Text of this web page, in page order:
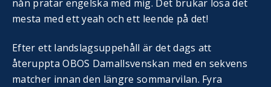
nån pratar engelska med mig. Det brukar lösa det
mesta med ett yeah och ett leende på det!
Efter ett landslagsuppehåll är det dags att
återuppta OBOS Damallsvenskan med en sekvens
matcher innan den längre sommarvilan. Fyra